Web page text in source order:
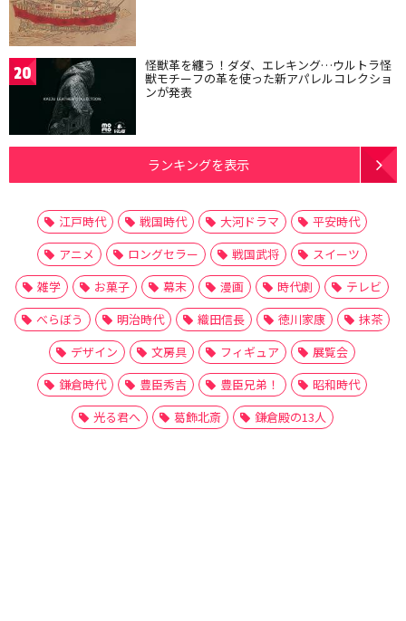
20 怪獣革を纏う！ダダ、エレキング…ウルトラ怪
獣モチーフの革を使った新アパレルコレクショ
ンが発表
ランキングを表示
江戸時代 戦国時代 大河ドラマ
平安時代
アニメ
ロングセラー 戦国武将
スイーツ
雑学
お菓子 幕末 漫画 時代劇
テレビ
べらぼう
明治時代 織田信長 徳川家康
抹茶
デザイン
文房具 フィギュア
展覧会
鎌倉時代
豊臣秀吉 豊臣兄弟！
昭和時代
光る君へ
葛飾北斎 鎌倉殿の13人